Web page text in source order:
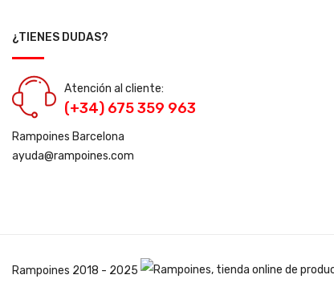
¿TIENES DUDAS?
Atención al cliente:
(+34) 675 359 963
Rampoines Barcelona
ayuda@rampoines.com
Rampoines 2018 - 2025